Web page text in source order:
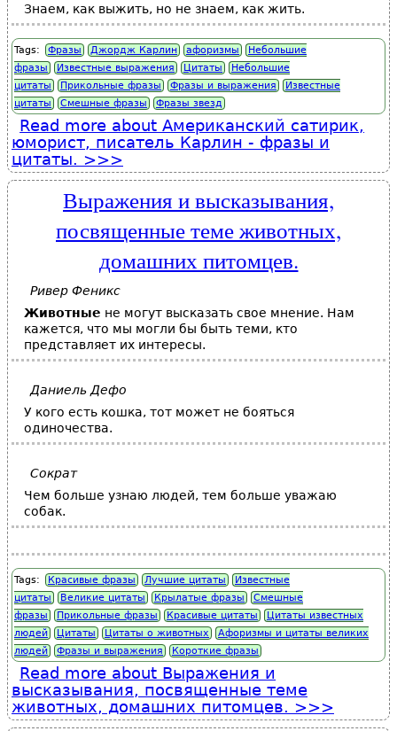
Знаем, как выжить, но не знаем, как жить.
Tags: Фразы Джордж Карлин афоризмы
Небольшие
фразы
Известные выражения Цитаты
Небольшие
цитаты
Прикольные фразы Фразы и выражения
Известные
цитаты
Смешные фразы Фразы звезд
Read more about Американский сатирик,
юморист, писатель Карлин - фразы и
цитаты.
Выражения и высказывания,
посвященные теме животных,
домашних питомцев.
Ривер Феникс
Животные не могут высказать свое мнение. Нам
кажется, что мы могли бы быть теми, кто
представляет их интересы.
Даниель Дефо
У кого есть кошка, тот может не бояться
одиночества.
Сократ
Чем больше узнаю людей, тем больше уважаю
собак.
Tags: Красивые фразы Лучшие цитаты
Известные
цитаты
Великие цитаты Крылатые фразы
Смешные
фразы
Прикольные фразы Красивые цитаты
Цитаты известных
людей
Цитаты Цитаты о животных
Афоризмы и цитаты великих
людей
Фразы и выражения Короткие фразы
Read more about Выражения и
высказывания, посвященные теме
животных, домашних питомцев.